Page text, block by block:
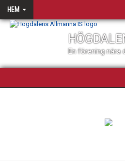
HEM
En förening nära